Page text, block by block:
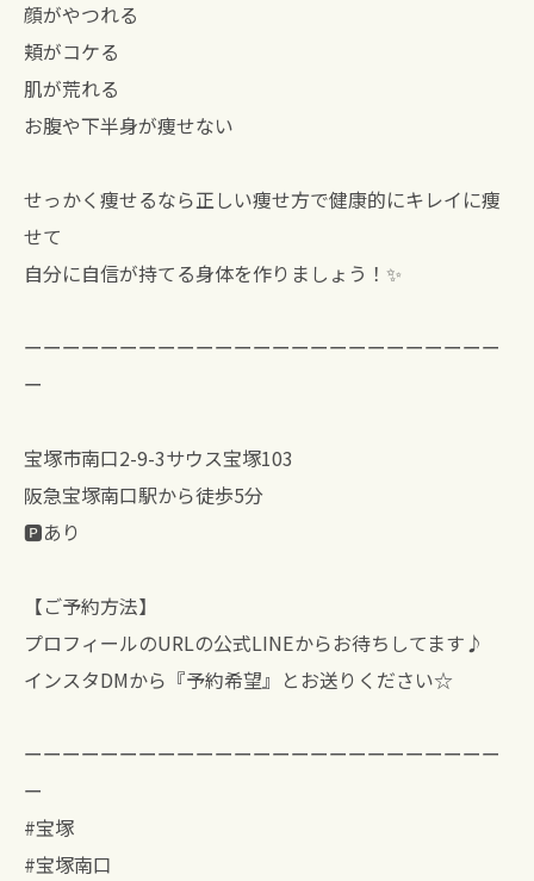
顔がやつれる
頬がコケる
肌が荒れる
お腹や下半身が痩せない
せっかく痩せるなら正しい痩せ方で健康的にキレイに痩
せて
自分に自信が持てる身体を作りましょう！✨
ーーーーーーーーーーーーーーーーーーーーーーーーー
ー
宝塚市南口2-9-3サウス宝塚103
阪急宝塚南口駅から徒歩5分
🅿️あり
【ご予約方法】
プロフィールのURLの公式LINEからお待ちしてます♪
インスタDMから『予約希望』とお送りください☆
ーーーーーーーーーーーーーーーーーーーーーーーーー
ー
#宝塚
#宝塚南口